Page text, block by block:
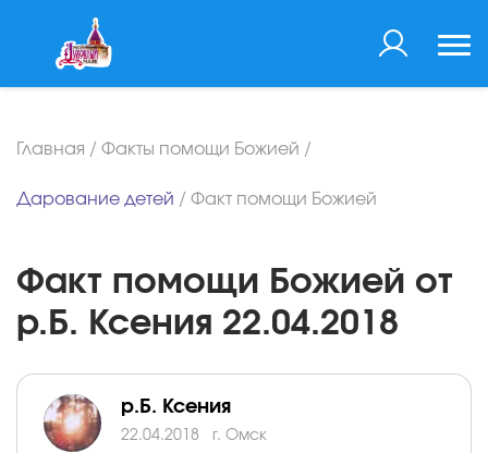
Главная / Факты помощи Божией /
Дарование детей / Факт помощи Божией
Факт помощи Божией от
р.Б. Ксения 22.04.2018
р.Б. Ксения
22.04.2018 г. Омск